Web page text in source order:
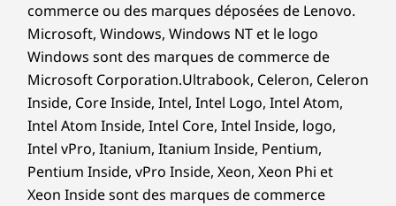
Les moniteurs, le clavier et la souris sans fil sont vendus séparément
En option : 2 x PS/2
En option: série
Fente d'extension:
2 PCIe x 16 de 4e génération
2 x PCIe de 3e Gen
2 x SSD M.2 de 4e génération
WiFi M.2 (WiFi 7)
commerce ou des marques déposées de Lenovo.
Microsoft, Windows, Windows NT et le logo
Windows sont des marques de commerce de
Microsoft Corporation.Ultrabook, Celeron, Celeron
Inside, Core Inside, Intel, Intel Logo, Intel Atom,
Intel Atom Inside, Intel Core, Intel Inside, logo,
Intel vPro, Itanium, Itanium Inside, Pentium,
Pentium Inside, vPro Inside, Xeon, Xeon Phi et
Xeon Inside sont des marques de commerce